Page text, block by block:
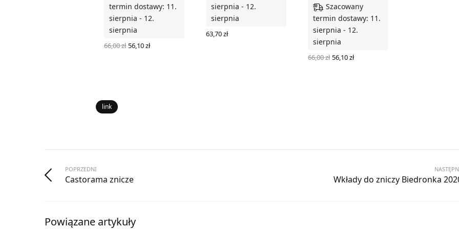
termin dostawy: 11.
sierpnia - 12.
sierpnia
66,00zł Pierwotna
cena
56,10złAktualna
sierpnia - 12.
sierpnia
63,70zł
Szacowany
termin dostawy: 11.
sierpnia - 12.
sierpnia
66,00zł Pierwotna
cena
56,10złAktualna
link
POPRZEDNI
Castorama znicze Wkłady do zniczy Biedronka
Powiązane artykuły